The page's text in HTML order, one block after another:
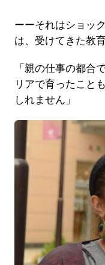
ーーそれはショッ
は、受けてきた教
「親の仕事の都合
リアで育ったこと
しれません」